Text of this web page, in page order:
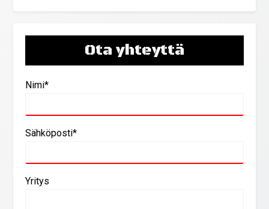
Ota yhteyttä
Nimi*
Sähköposti*
Yritys